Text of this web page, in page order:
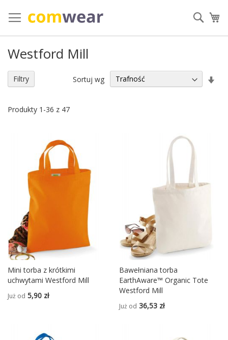
do
treści
Westford Mill
Produkty 1 -36 z 47
Sortuj wg
Mini torba z krótkimi
uchwytami Westford Mill
Już od 5,90 zł
Bawełniana torba
EarthAware™ Organic Tote
Westford Mill
Już od 36,53 zł
Filtry